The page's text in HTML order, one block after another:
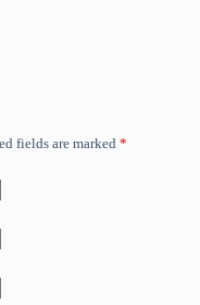
fields are marked *